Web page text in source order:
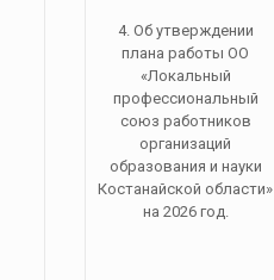
4. Об утверждении
плана работы ОО
«Локальный
профессиональный
союз работников
организаций
образования и науки
Костанайской области»
на 2026 год.